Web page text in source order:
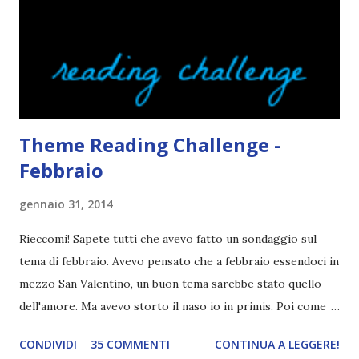
problema. Non leggo sempre la trama o, meglio, lo faccio
solo in parte per godermi di più il lib...
Theme Reading Challenge -
Febbraio
gennaio 31, 2014
Rieccomi! Sapete tutti che avevo fatto un sondaggio sul
tema di febbraio. Avevo pensato che a febbraio essendoci in
mezzo San Valentino, un buon tema sarebbe stato quello
dell'amore. Ma avevo storto il naso io in primis. Poi come
più difficili e fare decidere a voi lettori tra storie d'amore
CONDIVIDI 35 COMMENTI CONTINUA A LEGGERE!